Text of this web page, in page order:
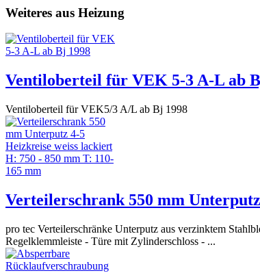
Weiteres aus Heizung
Ventiloberteil für VEK 5-3 A-L ab
Ventiloberteil für VEK5/3 A/L ab Bj 1998
Verteilerschrank 550 mm
pro tec Verteilerschränke Unterputz aus verzinktem
Regelklemmleiste - Türe mit Zylinderschloss - ...